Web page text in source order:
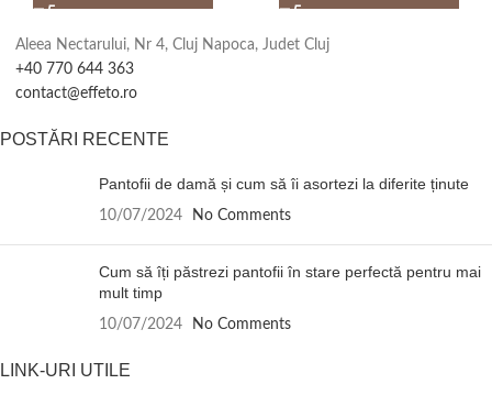
Aleea Nectarului, Nr 4, Cluj Napoca, Judet Cluj
+40 770 644 363
contact@effeto.ro
POSTĂRI RECENTE
Pantofii de damă și cum să îi asortezi la diferite ținute
10/07/2024 No Comments
Cum să îți păstrezi pantofii în stare perfectă pentru mai
mult timp
10/07/2024 No Comments
LINK-URI UTILE